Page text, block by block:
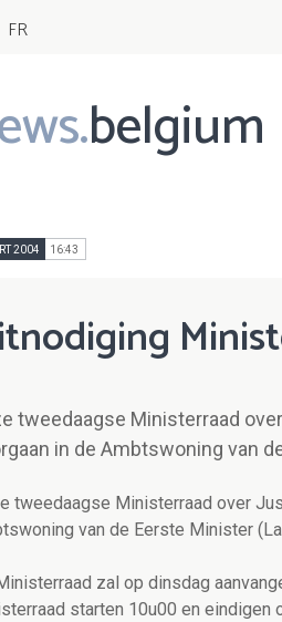
FR
belgium
2004 16:43
tweedaagse Ministerraad
in de Ambtswoning van
tweedaagse Ministerraad over
van de Eerste Minister
zal op dinsdag
starten 10u00 en